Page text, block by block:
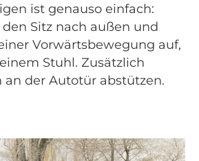
ist genauso einfach:
Sitz nach außen und
Vorwärtsbewegung auf,
Stuhl. Zusätzlich
an der Autotür abstützen.